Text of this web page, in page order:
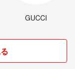
GUCCI